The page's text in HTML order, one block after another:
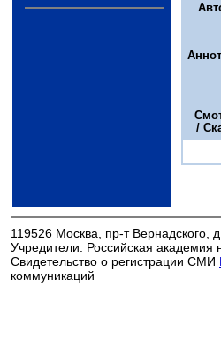
/
119526 Москва, пр-т Вернадского,
Учредители: Российская
Свидетельство о регистрации СМИ
коммуникаций